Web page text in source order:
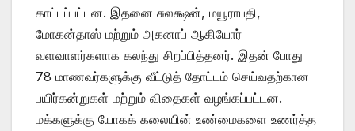
காட்டப்பட்டன. இதனை சுலக்ஷன், மயூராபதி,
மோகன்தாஸ் மற்றும் அகனாப் ஆகியோர்
வளவாளர்களாக கலந்து சிறப்பித்தனர். இதன் போது
78 மாணவர்களுக்கு வீட்டுத் தோட்டம் செய்வதற்கான
பயிர்கன்றுகள் மற்றும் விதைகள் வழங்கப்பட்டன.
மக்களுக்கு யோகக் கலையின் உண்மைகளை உணர்த்த